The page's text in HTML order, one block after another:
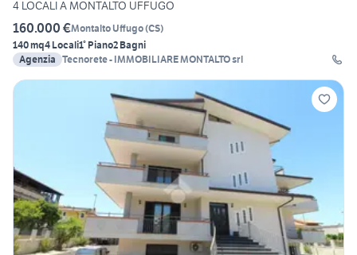
4 LOCALI A MONTALTO UFFUGO
160.000 €Montalto Uffugo(CS)
140 mq4 Locali1° Piano2 Bagni
Agenzia Tecnorete - IMMOBILIARE MONTALTO srl